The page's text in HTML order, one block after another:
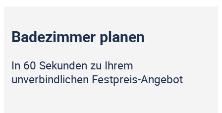
Badezimmer planen
In 60 Sekunden zu Ihrem
unverbindlichen Festpreis-Angebot